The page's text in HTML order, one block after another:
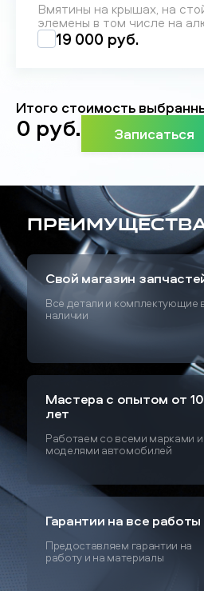
Вмятины на крышах, на
элемены в том числе на
19 000 руб.
Итого стоимость
0 руб. Записаться
Свой магазин
Все детали и комплектующие
наличии
Мастера с опытом от 10
лет
Работаем со всеми марками и
моделями автомобилей
Гарантии на все работы
Предоставляем гарантии на
работу и на материалы